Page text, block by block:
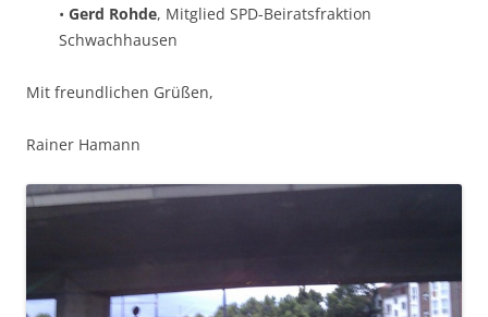
• Gerd Rohde, Mitglied SPD-Beiratsfraktion
Schwachhausen
Mit freundlichen Grüßen,
Rainer Hamann